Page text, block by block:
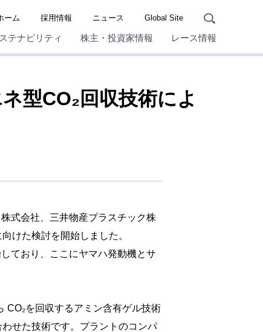
ーム 採用情報 ニュース Global Site
テナビリティ 株主・投資家情報 レース情報
型CO₂回収技術によ
式会社、三井物産プラスチック株
けた検討を開始しました。
ており、ここにヤマハ発動機とサ
を回収するアミン含有ゲル技術
せた技術です。プラントのコンパ